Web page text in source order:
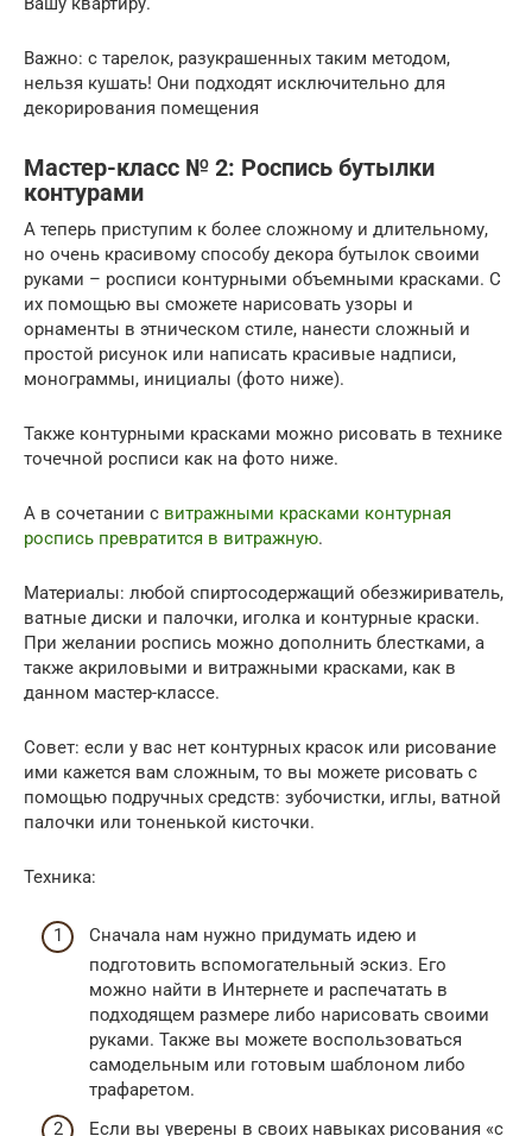
Важно: с тарелок, разукрашенных таким методом,
нельзя кушать! Они подходят исключительно для
декорирования помещения
Мастер-класс № 2: Роспись бутылки
контурами
А теперь приступим к более сложному и длительному,
но очень красивому способу декора бутылок своими
руками – росписи контурными объемными красками. С
их помощью вы сможете нарисовать узоры и
орнаменты в этническом стиле, нанести сложный и
простой рисунок или написать красивые надписи,
монограммы, инициалы (фото ниже).
Также контурными красками можно рисовать в технике
точечной росписи как на фото ниже.
А в сочетании с витражными красками контурная
роспись превратится в витражную.
Материалы: любой спиртосодержащий обезжириватель,
ватные диски и палочки, иголка и контурные краски.
При желании роспись можно дополнить блестками, а
также акриловыми и витражными красками, как в
данном мастер-классе.
Совет: если у вас нет контурных красок или рисование
ими кажется вам сложным, то вы можете рисовать с
помощью подручных средств: зубочистки, иглы, ватной
палочки или тоненькой кисточки.
Техника:
Сначала нам нужно придумать идею и
подготовить вспомогательный эскиз. Его
можно найти в Интернете и распечатать в
подходящем размере либо нарисовать своими
руками. Также вы можете воспользоваться
самодельным или готовым шаблоном либо
трафаретом.
Если вы уверены в своих навыках рисования «с